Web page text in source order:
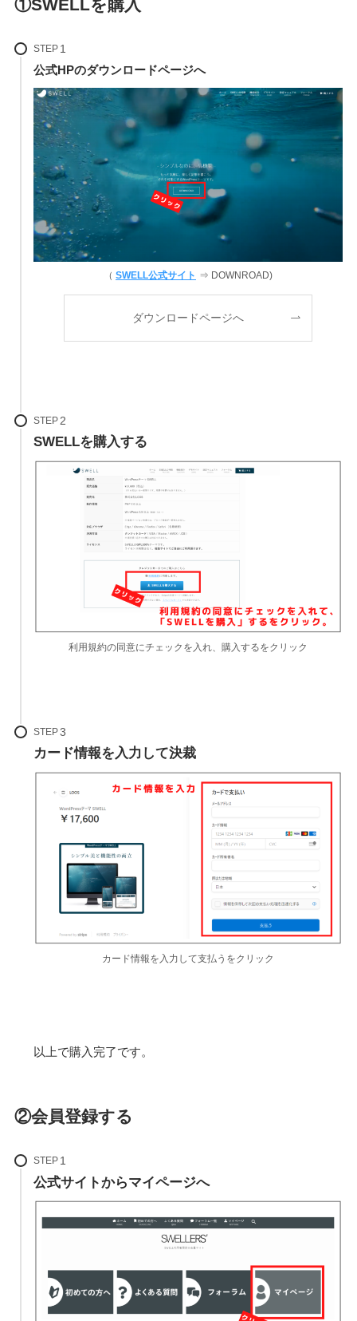
①SWELLを購入
STEP
公式HPのダウンロードページへ
（ SWELL公式サイト ⇒ DOWNROAD)
ダウンロードページへ
STEP
SWELLを購入する
利用規約の同意にチェックを入れ、購入するをクリック
STEP
カード情報を入力して決裁
カード情報を入力して支払うをクリック
以上で購入完了です。
②会員登録する
STEP
公式サイトからマイページへ